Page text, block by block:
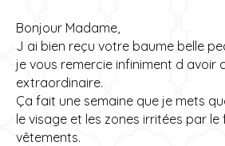
Bonjour Madame,
J ai bien reçu votre baume belle
je vous remercie infiniment d avoir
extraordinaire.
Ça fait une semaine que je mets
le visage et les zones irritées par
vêtements.